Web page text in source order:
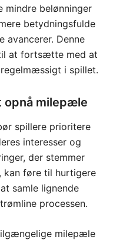
mindre belønninger
betydningsfulde
avancerer. Denne
at fortsætte med at
i spillet.
milepæle
spillere prioritere
interesser og
der stemmer
kan føre til hurtigere
samle lignende
processen.
milepæle